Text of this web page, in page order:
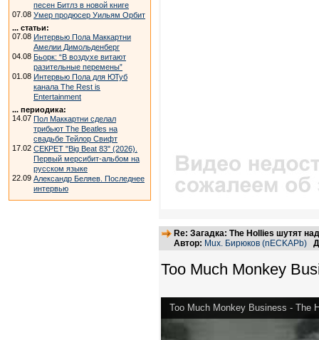
песен Битлз в новой книге
07.08 Умер продюсер Уильям Орбит
... статьи:
07.08 Интервью Пола Маккартни
Амелии Димольденберг
04.08 Бьорк: “В воздухе витают
разительные перемены”
01.08 Интервью Пола для ЮТуб
канала The Rest is
Entertainment
... периодика:
14.07 Пол Маккартни сделал
трибьют The Beatles на
свадьбе Тейлор Свифт
17.02 СЕКРЕТ "Big Beat 83" (2026).
Первый мерсибит-альбом на
русском языке
22.09 Александр Беляев. Последнее
интервью
Re: Загадка: The Hollies шутят
Автор: Mux. Бирюков (nECKAPb)
Too Much Monkey
Too Much Monkey Business - The